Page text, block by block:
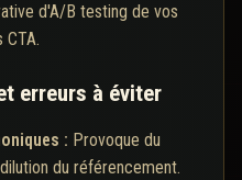
d'A/B testing de vos
erreurs à éviter
: Provoque du
du référencement.